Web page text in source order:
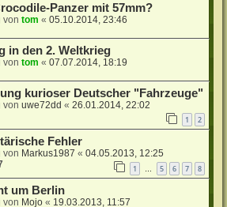
Panzer mit 57mm?
vontom «05.10.2014, 23:46
in den 2. Weltkrieg
vontom «07.07.2014, 18:19
kurioser Deutscher "Fahrzeuge"
vonuwe72dd «26.01.2014, 22:02
1 2
Fehler
von Markus1987 «04.05.2013, 12:25
1 … 5 6 7 8
um Berlin
von Mojo « 19.03.2013, 11:57